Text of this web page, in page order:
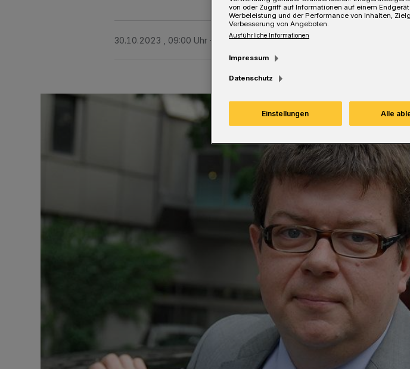
30.10.2023 , 09:00 Uhr Eine Minute Lesezeit
von oder Zugriff auf Informationen auf einem
Werbeleistung und der Performance von Inhalten,
Verbesserung von Angeboten.
Ausführliche Informationen
Impressum
Datenschutz
Einstellungen Alle